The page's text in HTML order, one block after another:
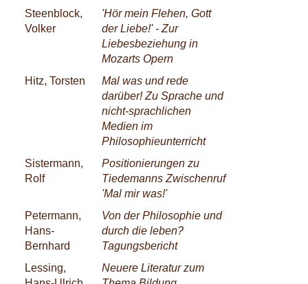
Steenblock,
Volker
'Hör mein Flehen, Gott
der Liebe!' - Zur
Liebesbeziehung in
Mozarts Opern
Hitz, Torsten
Mal was und rede
darüber! Zu Sprache und
nicht-sprachlichen
Medien im
Philosophieunterricht
Sistermann,
Rolf
Positionierungen zu
Tiedemanns Zwischenruf
'Mal mir was!'
Petermann,
Hans-
Bernhard
Von der Philosophie und
durch die leben?
Tagungsbericht
Lessing,
Neuere Literatur zum